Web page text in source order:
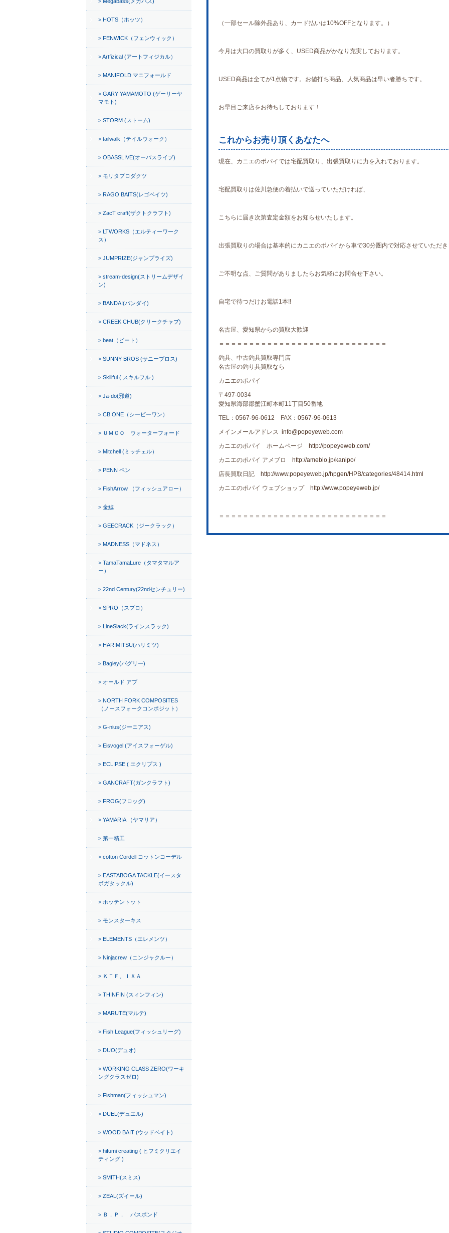
（一部セール除外品あり、カード払いは10%OFFとなります。）
今月は大口の買取りが多く、USED商品がかなり充実しております。
USED商品は全てが1点物です。お値打ち商品、人気商品は早い者勝ちです。
お早目ご来店をお待ちしております！
これからお売り頂くあなたへ
現在、カニエのポパイでは宅配買取り、出張買取りに力を入れております。
宅配買取りは佐川急便の着払いで送っていただければ、
こちらに届き次第査定金額をお知らせいたします。
出張買取りの場合は基本的にカニエのポパイから車で30分圏内で対応させていただ
ご不明な点、ご質問がありましたらお気軽にお問合せ下さい。
自宅で待つだけお電話1本!!
名古屋、愛知県からの買取大歓迎
＝＝＝＝＝＝＝＝＝＝＝＝＝＝＝＝＝＝＝＝＝＝＝＝＝＝＝＝
釣具、中古釣具買取専門店
名古屋の釣り具買取なら
カニエのポパイ
〒497-0034
愛知県海部郡蟹江町本町11丁目50番地
TEL： 0567-96-0612 FAX： 0567-96-0613
メインメールアドレス info@popeyeweb.com
カニエのポパイ ホームページ
http://popeyeweb.com/
カニエのポパイ アメブロ
http://ameblo.jp/kanipo/
店長買取日記
http://www.popeyeweb.jp/hpgen/HPB/categories/48414.html
カニエのポパイ ウェブショップ
http://www.popeyeweb.jp/
＝＝＝＝＝＝＝＝＝＝＝＝＝＝＝＝＝＝＝＝＝＝＝＝＝＝＝＝
HOTS（ホッツ）
FENWICK（フェンウィック）
Artfizical (アートフィジカル）
MANIFOLD マニフォールド
GARY YAMAMOTO (ゲーリーヤ
マモト)
STORM (ストーム)
tailwalk（テイルウォーク）
OBASSLIVE(オーバスライブ)
モリタプロダクツ
RAGO BAITS(レゴベイツ)
ZacT craft(ザクトクラフト)
LTWORKS（エルティーワーク
ス）
JUMPRIZE(ジャンプライズ)
stream-design(ストリームデザイ
ン)
BANDAI(バンダイ)
CREEK CHUB(クリークチャブ)
beat（ビート）
SUNNY BROS (サニーブロス)
Skillful ( スキルフル )
Ja-do(邪道)
CB ONE（シービーワン）
ＵＭＣＯ ウォーターフォード
Mitchell (ミッチェル）
PENN ペン
FishArrow （フィッシュアロー）
金鯱
GEECRACK（ジークラック）
MADNESS（マドネス）
TamaTamaLure（タマタマルア
ー）
22nd Century(22ndセンチュリー)
SPRO（スプロ）
LineSlack(ラインスラック)
HARIMITSU(ハリミツ)
Bagley(バグリー)
オールド アブ
NORTH FORK COMPOSITES
（ノースフォークコンポジット）
G-nius(ジーニアス)
Eisvogel (アイスフォーゲル)
ECLIPSE ( エクリプス )
GANCRAFT(ガンクラフト)
FROG(フロッグ)
YAMARIA （ヤマリア）
第一精工
cotton Cordell コットンコーデル
EASTABOGA TACKLE(イースタ
ボガタックル)
ホッテントット
モンスターキス
ELEMENTS（エレメンツ）
Ninjacrew（ニンジャクルー）
ＫＴＦ、ＩＸＡ
THINFIN (スィンフィン)
MARUTE(マルテ)
Fish League(フィッシュリーグ)
DUO(デュオ)
WORKING CLASS ZERO(ワーキ
ングクラスゼロ)
Fishman(フィッシュマン)
DUEL(デュエル)
WOOD BAIT (ウッドベイト)
hifumi creating ( ヒフミクリエイ
ティング )
SMITH(スミス)
ZEAL(ズイール)
Ｂ．Ｐ． バスポンド